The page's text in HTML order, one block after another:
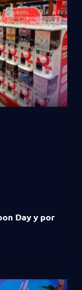
Day y por